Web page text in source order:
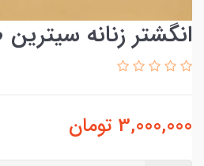
انگشتر زنانه سیترین
3,000,000 تومان